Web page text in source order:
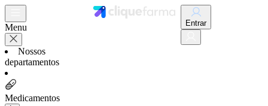
Menu
Nossos
departamentos
Medicamentos
Entrar